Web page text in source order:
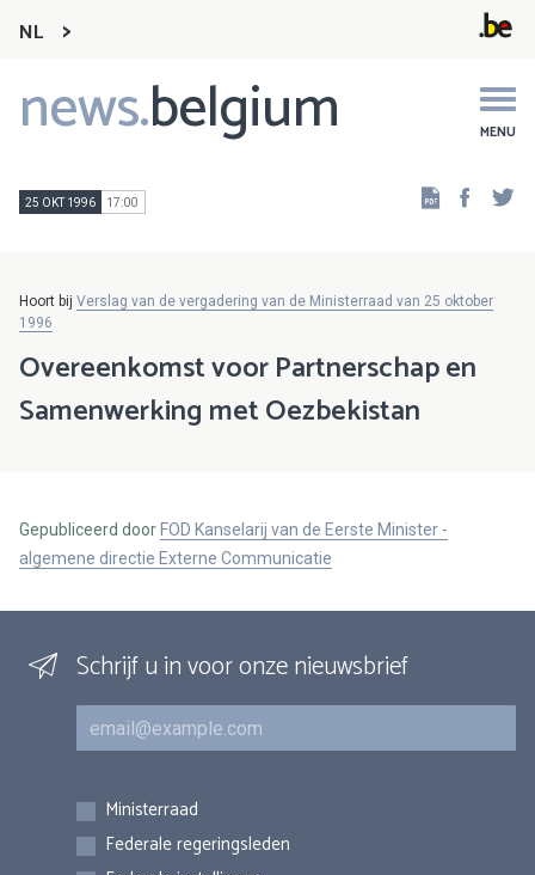
NL
news.belgium MENU
Main
navigation
25 OKT 1996 17:00
Hoort bij Verslag van de vergadering van de Ministerraad van 25 oktober
1996
Overeenkomst voor Partnerschap en
Samenwerking met Oezbekistan
Gepubliceerd door FOD Kanselarij van de Eerste Minister -
algemene directie Externe Communicatie
Schrijf u in voor onze nieuwsbrief
E-mail
Inschrijvingen
Ministerraad
Federale regeringsleden